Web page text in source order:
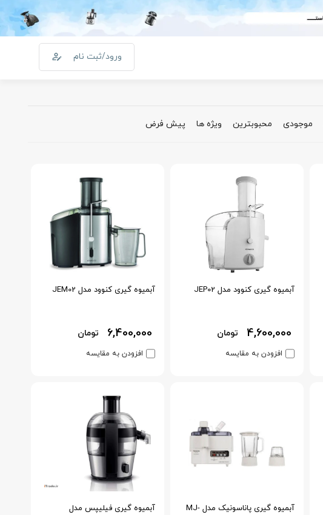
ورود/ثبت نام
سبد خرید
0
51 کالا
موجودی محبوبترین ویژه ها پیش فرض
آبمیوه گیری کنوود مدل JEP02
4,600,000 تومان
افزودن به مقایسه
آبمیوه گیری کنوود مدل JEM02
6,400,000 تومان
افزودن به مقایسه
آبمیوه گیری پاناسونیک مدل MJ-
آبمیوه گیری فیلیپس مدل